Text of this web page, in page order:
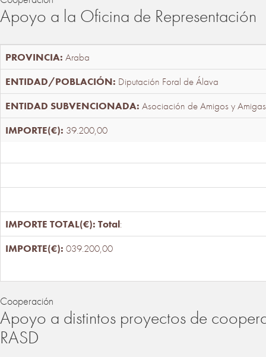
Apoyo a la Oficina de Representación
Araba
Diputación Foral de Álava
Asociación de Amigos y
39.200,00
Total:
039.200,00
Cooperación
Apoyo a distintos proyectos de
RASD